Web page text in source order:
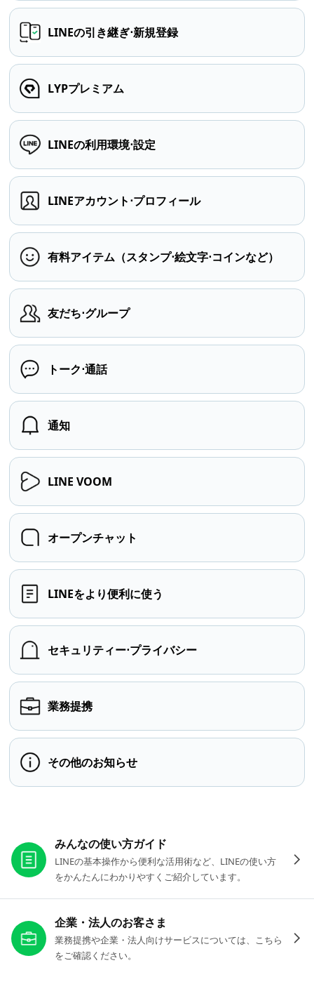
LINEの引き継ぎ⋅新規登録
LYPプレミアム
LINEの利用環境⋅設定
LINEアカウント⋅プロフィール
有料アイテム（スタンプ⋅絵文字⋅コインなど）
友だち⋅グループ
トーク⋅通話
通知
LINE VOOM
オープンチャット
LINEをより便利に使う
セキュリティー⋅プライバシー
業務提携
その他のお知らせ
みんなの使い方ガイド
LINEの基本操作から便利な活用術など、LINEの使い方
をかんたんにわかりやすくご紹介しています。
企業・法人のお客さま
業務提携や企業・法人向けサービスについては、こちら
をご確認ください。